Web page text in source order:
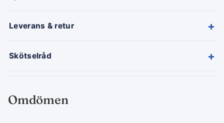
Leverans & retur +
Skötselråd +
Omdömen